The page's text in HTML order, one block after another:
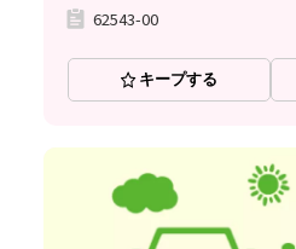
62543-00
キープする